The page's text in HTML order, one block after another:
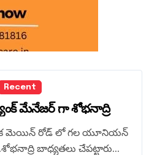
Recent
మేనేజర్ గా శోభనాద్రి
బాధ్యతలు చేపట్టారు...